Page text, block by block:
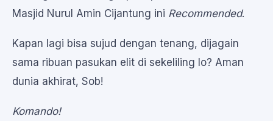
Masjid Nurul Amin Cijantung ini Recommended.
Kapan lagi bisa sujud dengan tenang, dijagain
sama ribuan pasukan elit di sekeliling lo? Aman
dunia akhirat, Sob!
Komando!